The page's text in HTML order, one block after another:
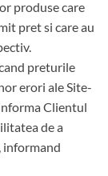
produse care
pret si care au
preturile
erori ale Site-
Clientul
de a
informand